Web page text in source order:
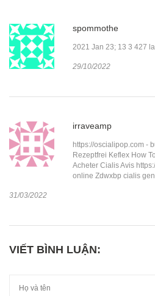
spommothe
2021 Jan 23; 13 3 427
29/10/2022
irraveamp
https://oscialipop.com -
Rezeptfrei Keflex How
Acheter Cialis Avis
online Zdwxbp cialis
31/03/2022
VIẾT BÌNH LUẬN: